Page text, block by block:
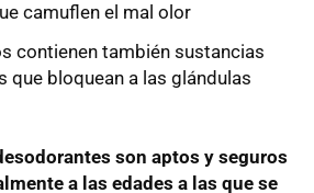
camuflen el mal olor
contienen también sustancias
que bloquean a las glándulas
son aptos y seguros
a las edades a las que se